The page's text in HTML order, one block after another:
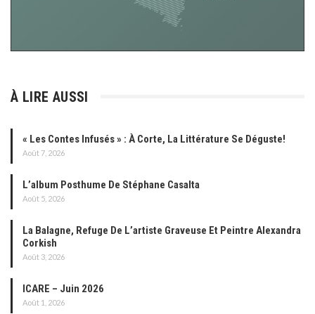
À LIRE AUSSI
« Les Contes Infusés » : À Corte, La Littérature Se Déguste!
Août 7, 2026
L’album Posthume De Stéphane Casalta
Août 5, 2026
La Balagne, Refuge De L’artiste Graveuse Et Peintre Alexandra
Corkish
Août 3, 2026
ICARE – Juin 2026
Août 1, 2026